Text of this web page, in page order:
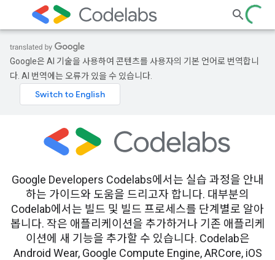
Google은 AI 기술을 사용하여 콘텐츠를 사용자의 기본 언어로 번역합니
다. AI 번역에는 오류가 있을 수 있습니다.
Google Developers Codelabs에서는 실습 과정을 안내
하는 가이드와 도움을 드리고자 합니다. 대부분의
Codelab에서는 빌드 및 빌드 프로세스를 단계별로 알아
봅니다. 작은 애플리케이션을 추가하거나 기존 애플리케
이션에 새 기능을 추가할 수 있습니다. Codelab은
Android Wear, Google Compute Engine, ARCore, iOS